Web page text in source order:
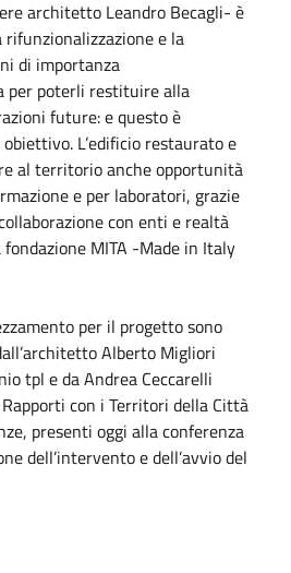
architetto Leandro Becagli- è
e la
di importanza
poterli restituire alla
future: e questo è
L’edificio restaurato e
al territorio anche opportunità
e per laboratori, grazie
con enti e realtà
MITA -Made in Italy
per il progetto sono
Alberto Migliori
tpl e da Andrea Ceccarelli
con i Territori della Città
presenti oggi alla conferenza
dell’intervento e dell’avvio del